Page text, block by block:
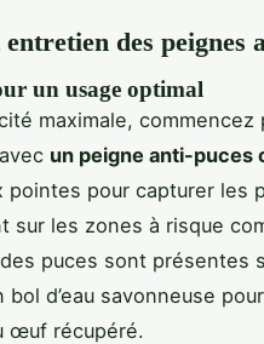
des peignes
un usage optimal
maximale,
un peigne anti-puces
pointes pour capturer les
sur les zones à risque
puces sont présentes
bol d’eau savonneuse
œuf récupéré.